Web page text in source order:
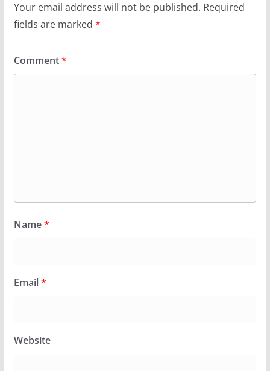
Your email address will not be published. Required
fields are marked *
Comment*
Name*
Email*
Website